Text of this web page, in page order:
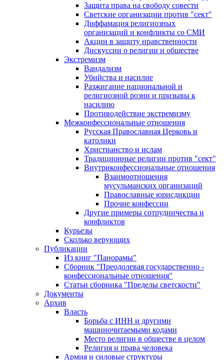
Защита права на свободу совести
Светские организации против "сект"
Диффамация религиозных
организаций и конфликты со СМИ
Акции в защиту нравственности
Дискуссии о религии и обществе
Экстремизм
Вандализм
Убийства и насилие
Разжигание национальной и
религиозной розни и призывы к
насилию
Противодействие экстремизму
Межконфессиональные отношения
Русская Православная Церковь и
католики
Христианство и ислам
Традиционные религии против "сект"
Внутриконфессиональные отношения
Взаимоотношения
мусульманских организаций
Православные юрисдикции
Прочие конфессии
Другие примеры сотрудничества и
конфликтов
Курьезы
Сколько верующих
Публикации
Из книг "Панорамы"
Сборник "Преодолевая государственно -
конфессиональные отношения"
Статьи сборника "Пределы светскости"
Документы
Архив
Власть
Борьба с ИНН и другими
машиночитаемыми кодами
Место религии в обществе в целом
Религия и права человека
Армия и силовые структуры